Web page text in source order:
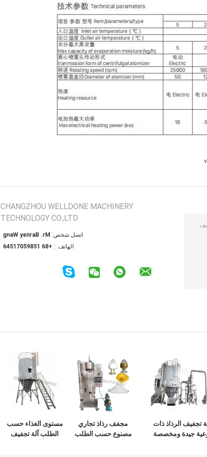
CHANGZHOU WELLDONE MACHINERY
TECHNOLOGY CO.,LTD
اتصل شخص: Mr. Barney Wang
الهاتف :: +86 15895071546
تجفيف الرذاذ ذات
جيدة ومخصصة
مجفف رذاذ تجاري
مصنوع حسب الطلب
مستوى الغذاء حسب
الطلب آلة تجفيف